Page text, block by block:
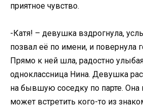
приятное чувство.
-Катя! – девушка вздрогнула,
позвал её по имени, и повернула
Прямо к ней шла, радостно
одноклассница Нина. Девушка
на бывшую соседку по парте. Она
может встретить кого-то из